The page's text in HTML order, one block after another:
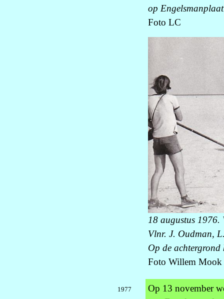
op
Foto LC
18 augustus 1976.
Vlnr. J. Oudman,
Op de
Foto Willem Mook
1977
Op 13 november